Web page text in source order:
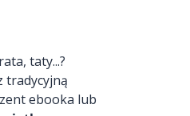
taty...?
tradycyjną
ebooka lub